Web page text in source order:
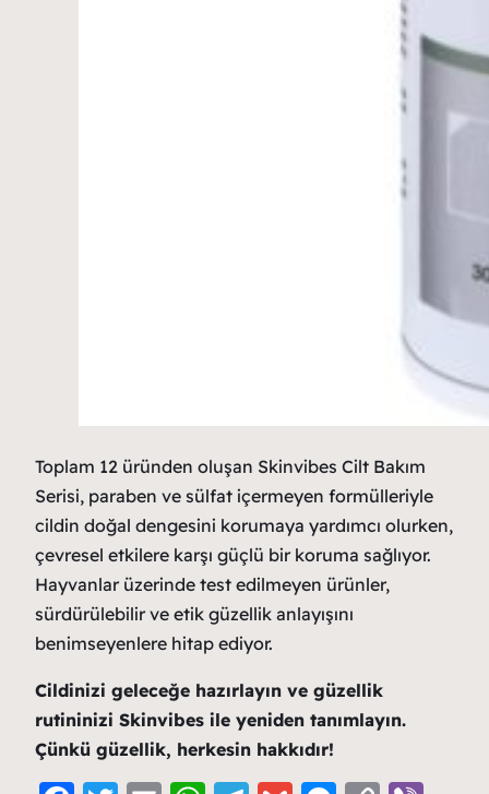
Toplam 12 üründen oluşan Skinvibes Cilt Bakım
Serisi, paraben ve sülfat içermeyen formülleriyle
cildin doğal dengesini korumaya yardımcı olurken,
çevresel etkilere karşı güçlü bir koruma sağlıyor.
Hayvanlar üzerinde test edilmeyen ürünler,
sürdürülebilir ve etik güzellik anlayışını
benimseyenlere hitap ediyor.
Cildinizi geleceğe hazırlayın ve güzellik
rutininizi Skinvibes ile yeniden tanımlayın.
Çünkü güzellik, herkesin hakkıdır!